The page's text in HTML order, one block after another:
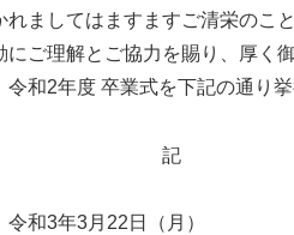
ましてはますますご清栄のこ
ご理解とご協力を賜り、厚く御
和2年度 卒業式を下記の通り
22日（月）